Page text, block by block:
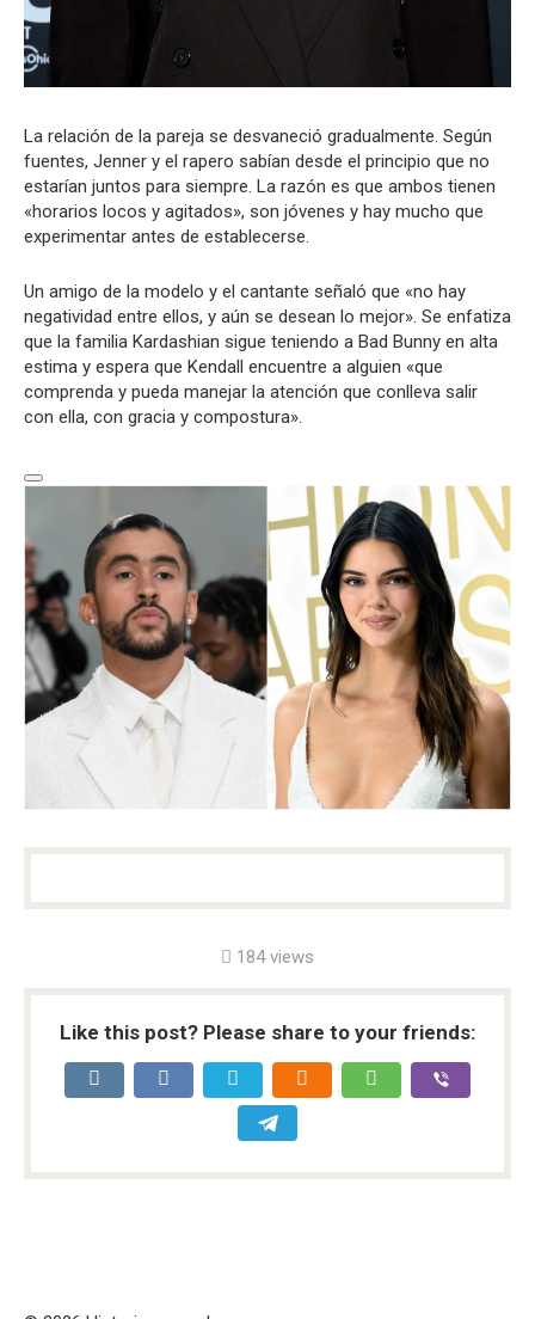
La relación de la pareja se desvaneció gradualmente. Según
fuentes, Jenner y el rapero sabían desde el principio que no
estarían juntos para siempre. La razón es que ambos tienen
«horarios locos y agitados», son jóvenes y hay mucho que
experimentar antes de establecerse.
Un amigo de la modelo y el cantante señaló que «no hay
negatividad entre ellos, y aún se desean lo mejor». Se enfatiza
que la familia Kardashian sigue teniendo a Bad Bunny en alta
estima y espera que Kendall encuentre a alguien «que
comprenda y pueda manejar la atención que conlleva salir
con ella, con gracia y compostura».
184 views
Like this post? Please share to your friends: